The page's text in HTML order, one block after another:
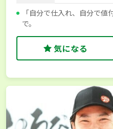
「自分で仕入れ、自分で
で。
気になる